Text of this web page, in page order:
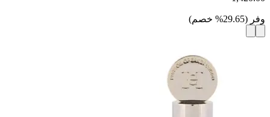
وفر (
29.65
% خصم)